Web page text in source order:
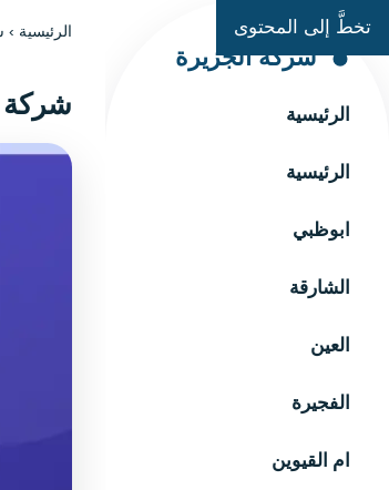
تخطَّ إلى المحتوى
شركة الجزيرة
الرئيسية
الرئيسية
ابوظبي
الشارقة
العين
الفجيرة
ام القيوين
الرئيسية ›
شركة